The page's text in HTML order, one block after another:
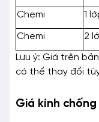
Chemi 1
Chemi 2
Lưu ý: Giá trên
có thể thay đổi
Giá kính